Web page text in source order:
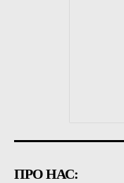
ПРО НАС: